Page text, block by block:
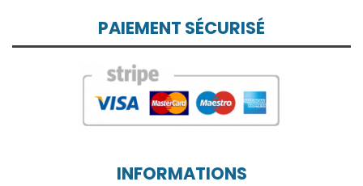
PAIEMENT SÉCURISÉ
INFORMATIONS